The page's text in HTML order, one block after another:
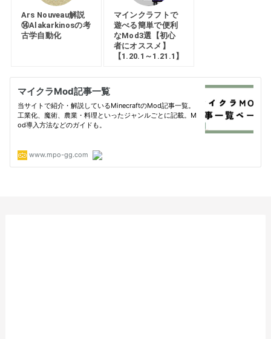
Ars Nouveau解説
⑭Alakarkinosの考
古学自動化
マインクラフトで
遊べる簡単で便利
なMod3選【初心
者にオススメ】
【1.20.1～1.21.1】